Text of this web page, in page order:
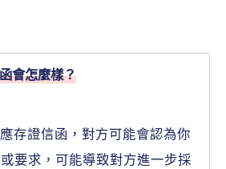
會怎麼樣？
存證信函，對方可能會認為你
要求，可能導致對方進一步採